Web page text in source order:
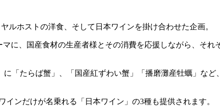
ホストの洋食、そして日本ワインを掛け合わせた企画。
に、国産食材の生産者様とその消費を応援しながら、そ
「たらば蟹」、「国産紅ずわい蟹」「播磨灘産牡蠣」な
ンだけが名乗れる「日本ワイン」の3種も提供されます。